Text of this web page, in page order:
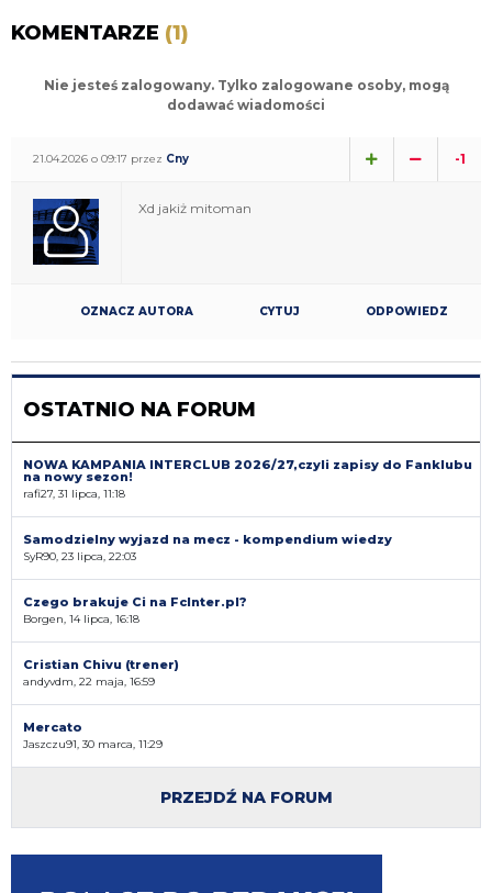
KOMENTARZE (1)
Nie jesteś zalogowany. Tylko zalogowane osoby, mogą
dodawać wiadomości
21.04.2026 o 09:17 przez Cny -1
Xd jakiż mitoman
OZNACZ AUTORA CYTUJ ODPOWIEDZ
OSTATNIO NA FORUM
NOWA KAMPANIA INTERCLUB 2026/27,czyli zapisy do Fanklubu
na nowy sezon!
rafi27, 31 lipca, 11:18
Samodzielny wyjazd na mecz - kompendium wiedzy
SyR90, 23 lipca, 22:03
Czego brakuje Ci na FcInter.pl?
Borgen, 14 lipca, 16:18
Cristian Chivu (trener)
andyvdm, 22 maja, 16:59
Mercato
Jaszczu91, 30 marca, 11:29
PRZEJDŹ NA FORUM